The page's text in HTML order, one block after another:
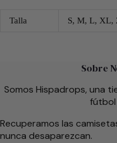
Talla S, M, L,
Sobre
Somos Hispadrops, una
Recuperamos las
nunca desaparezcan.